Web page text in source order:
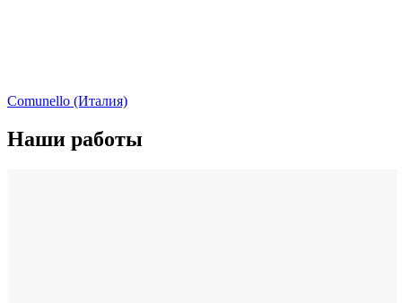
Comunello (Италия)
Наши работы